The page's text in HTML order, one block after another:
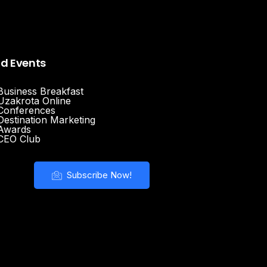
Events
Breakfast
Online
Marketing
Club
Subscribe Now!